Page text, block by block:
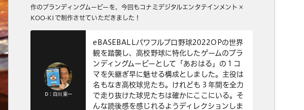
作のブランディングムービーを、今回もコナミデジタルエンタテインメント×
KOO-KIで制作させていただきました！
D：白川 東一
eBASEBALLパワフルプロ野球2022OPの世界
観を踏襲し、高校野球に特化したゲームのブラ
ンディングムービーとして「あおはる」の１コ
マを矢継ぎ早に魅せる構成としました。主役は
名もなき高校球児たち。けれども３年間を全力
で走り抜けた球児たちは確かにここにいる。そ
んな読後感を感じれるようディレクションしま